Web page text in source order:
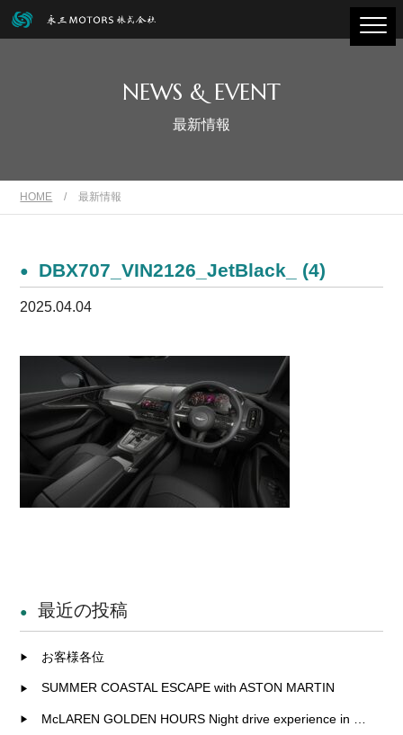
NEWS & EVENT
最新情報
HOME / 最新情報
DBX707_VIN2126_JetBlack_ (4)
2025.04.04
最近の投稿
お客様各位
SUMMER COASTAL ESCAPE with ASTON MARTIN
McLAREN GOLDEN HOURS Night drive experience in Fukuoka